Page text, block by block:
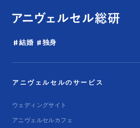
結婚 独身
アニヴェルセルのサービス
ウェディングサイト
アニヴェルセルカフェ